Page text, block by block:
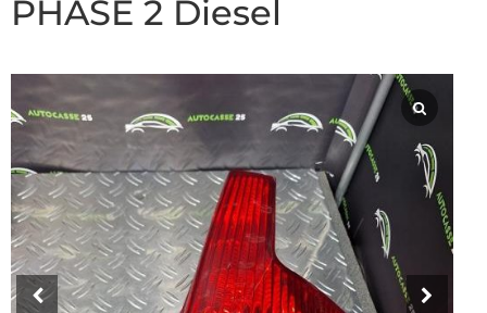
PHASE 2 Diesel